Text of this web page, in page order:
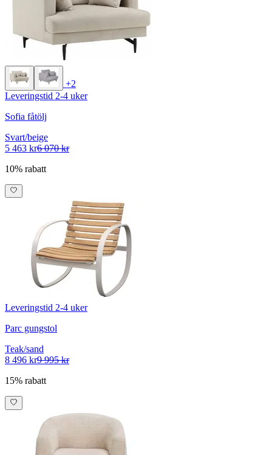
+2
Leveringstid 2-4 uker
Sofia fåtölj
Svart/beige
5 463 kr6 070 kr
10% rabatt
Leveringstid 2-4 uker
Parc gungstol
Teak/sand
8 496 kr9 995 kr
15% rabatt